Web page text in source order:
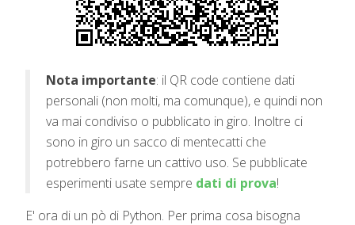
Nota importante: il QR code contiene dati
personali (non molti, ma comunque), e quindi non
va mai condiviso o pubblicato in giro. Inoltre ci
sono in giro un sacco di mentecatti che
potrebbero farne un cattivo uso. Se pubblicate
esperimenti usate sempre dati di prova!
E' ora di un pò di Python. Per prima cosa bisogna